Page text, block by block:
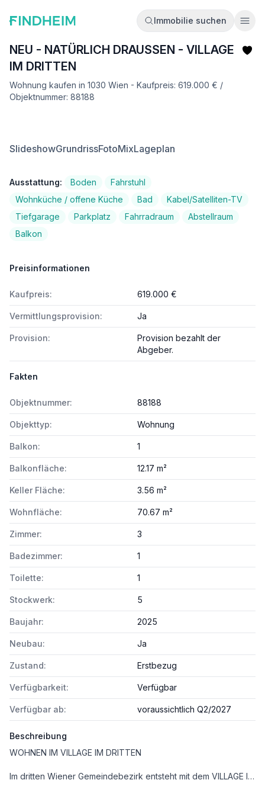
Immobilie suchen
NEU - NATÜRLICH DRAUSSEN - VILLAGE
IM DRITTEN
Wohnung kaufen in 1030 Wien - Kaufpreis: 619.000 € /
Objektnummer: 88188
SlideshowGrundrissFotoMixLageplan
Ausstattung: Boden
Fahrstuhl
Wohnküche / offene Küche
Bad
Kabel/Satelliten-TV
Tiefgarage
Parkplatz Fahrradraum
Abstellraum
Balkon
Preisinformationen
Kaufpreis: 619.000 €
Vermittlungsprovision: Ja
Provision:
Provision bezahlt der
Abgeber.
Fakten
Objektnummer: 88188
Objekttyp: Wohnung
Balkon: 1
Balkonfläche: 12.17 m²
Keller Fläche: 3.56 m²
Wohnfläche: 70.67 m²
Zimmer: 3
Badezimmer: 1
Toilette: 1
Stockwerk: 5
Baujahr: 2025
Neubau: Ja
Zustand: Erstbezug
Verfügbarkeit: Verfügbar
Verfügbar ab: voraussichtlich Q2/2027
Beschreibung
WOHNEN IM VILLAGE IM DRITTEN
Im dritten Wiener Gemeindebezirk entsteht mit dem VILLAGE IM DRITTEN ein neues Stück Stadt – eines der größten Stadtentwicklungsgebiete Wiens. Auf über elf Hektar entwickelt die ARE Austrian Real Estate gemeinsam mit der Stadt Wien und dem wohnfonds_wien ein lebendiges, nahezu autofreies Quartier mit rund 2.000 Wohnungen, Büro- und Gewerbeflächen, Kinderbetreuung, Bildungseinrichtungen und Nahversorgung. Das grüne Herz bildet der über 2 Hektar große Bert-Brecht-Park –eine Oase für Erholung, Begegnung und Spiel. Alle Dächer, die nicht begehbar sind, werden begrünt. Sharing-Angebote, Einkaufsmöglichkeiten und Gastronomie liegen direkt vor der Haustüre. Nachhaltigkeit, kurze Wege und hohe Lebensqualität sind die Leitlinien dieses neuen Stadtviertels.